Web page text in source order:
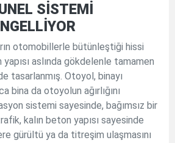
SİSTEMİ
otomobillerle bütünleştiği hissi
aslında gökdelenle tamamen
tasarlanmış. Otoyol, binayı
bina da otoyolun ağırlığını
sistemi sayesinde, bağımsız bir
kalın beton yapısı sayesinde
gürültü ya da titreşim ulaşmasını